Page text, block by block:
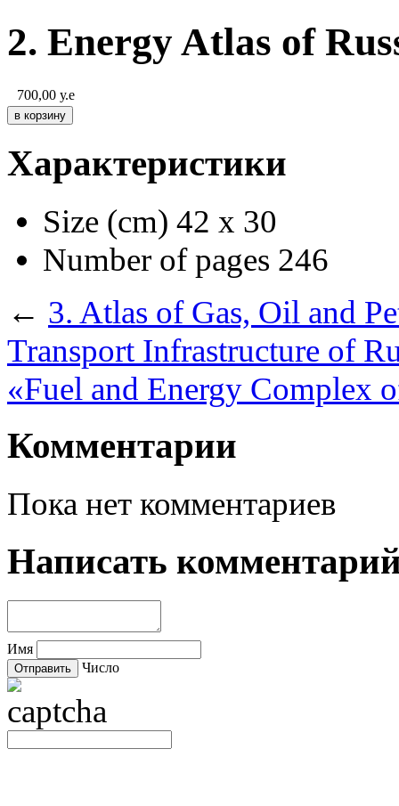
2. Energy Atlas of
700,00 у.е
Характеристики
Size (cm) 42 x 30
Number of pages 246
← 3. Atlas of Gas, Oil and
Transport Infrastructure of
«Fuel and Energy Complex
Комментарии
Пока нет комментариев
Написать
Имя
Число